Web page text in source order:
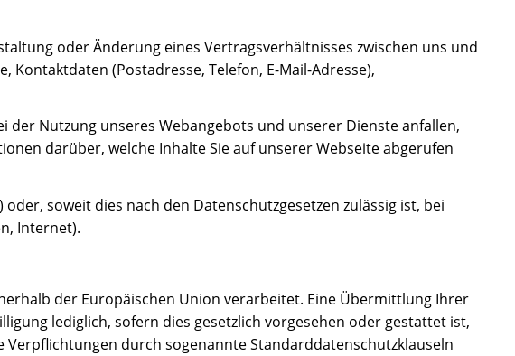
oder Änderung eines Vertragsverhältnisses zwischen uns und
(Postadresse, Telefon, E-Mail-Adresse),
Nutzung unseres Webangebots und unserer Dienste anfallen,
darüber, welche Inhalte Sie auf unserer Webseite abgerufen
soweit dies nach den Datenschutzgesetzen zulässig ist, bei
Internet).
der Europäischen Union verarbeitet. Eine Übermittlung Ihrer
lediglich, sofern dies gesetzlich vorgesehen oder gestattet ist,
durch sogenannte Standarddatenschutzklauseln